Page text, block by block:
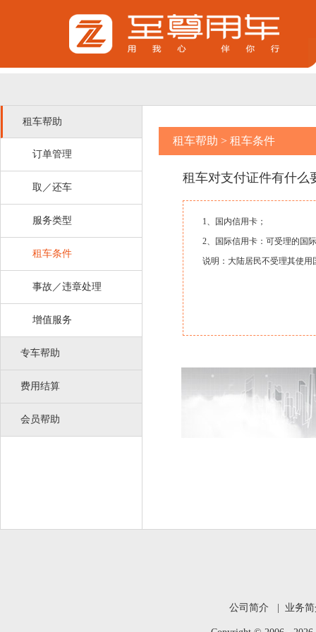
租车帮助
订单管理
取／还车
服务类型
租车条件
事故／违章处理
增值服务
专车帮助
费用结算
会员帮助
租车帮助 > 租车条件
租车对支付证件有什么
1、国内信用卡；
2、国际信用卡：可受理的国
说明：大陆居民不受理其使用
公司简介 业务